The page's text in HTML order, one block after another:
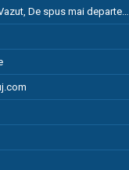
De spus mai departe…